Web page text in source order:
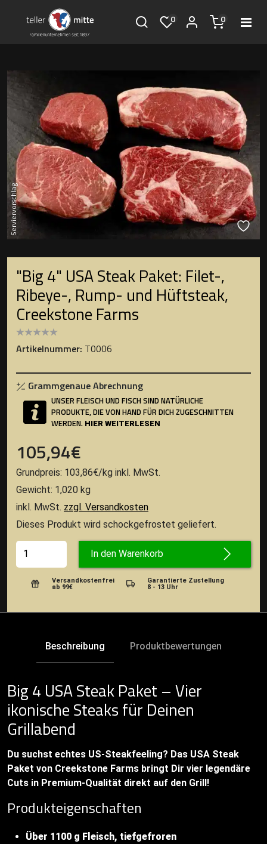
0 0
Serviervorschlag
"Big 4" USA Steak Paket: Filet-,
Ribeye-, Rump- und Hüftsteak,
Creekstone Farms
Artikelnummer: T0006
Grammgenaue Abrechnung
UNSER FLEISCH UND FISCH SIND NATÜRLICHE
PRODUKTE, DIE VON HAND FÜR DICH ZUGESCHNITTEN
WERDEN. HIER WEITERLESEN
105,94€
Grundpreis: 103,86€/kg inkl. MwSt.
Gewicht: 1,020 kg
inkl. MwSt. zzgl. Versandkosten
Dieses Produkt wird schockgefrostet geliefert.
In den Warenkorb
Versandkostenfrei
ab 99€
Garantierte Zustellung
8 - 13 Uhr
Beschreibung Produktbewertungen
Big 4 USA Steak Paket – Vier
ikonische Steaks für Deinen
Grillabend
Du suchst echtes US-Steakfeeling? Das USA Steak
Paket von Creekstone Farms bringt Dir vier legendäre
Cuts in Premium-Qualität direkt auf den Grill!
Produkteigenschaften
Über 1100 g Fleisch, tiefgefroren